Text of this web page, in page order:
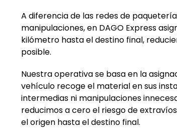
A diferencia de las redes de
manipulaciones, en DAGO Express
kilómetro hasta el destino final,
posible.
Nuestra operativa se basa en la
vehículo recoge el material en sus
intermedias ni manipulaciones
reducimos a cero el riesgo de
el origen hasta el destino final.